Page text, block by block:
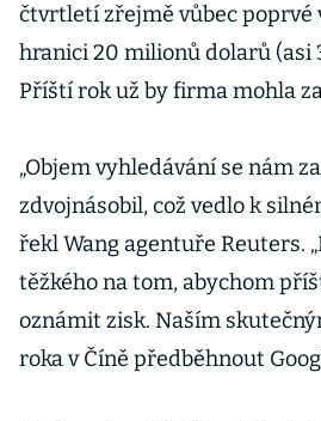
čtvrtletí zřejmě vůbec poprvé
hranici 20 milionů dolarů (asi
Příští rok už by firma mohla
„Objem vyhledávání se nám
zdvojnásobil, což vedlo k
řekl Wang agentuře Reuters.
těžkého na tom, abychom
oznámit zisk. Naším
roka v Číně předběhnout